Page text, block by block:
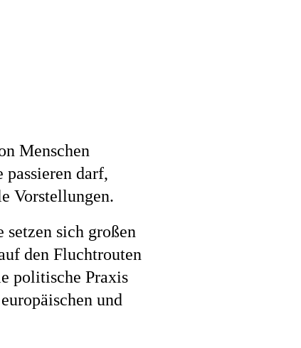
Menschen
darf,
Vorstellungen.
sich großen
den Fluchtrouten
politische Praxis
und